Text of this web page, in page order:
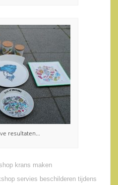
resultaten…
krans maken
servies beschilderen tijdens